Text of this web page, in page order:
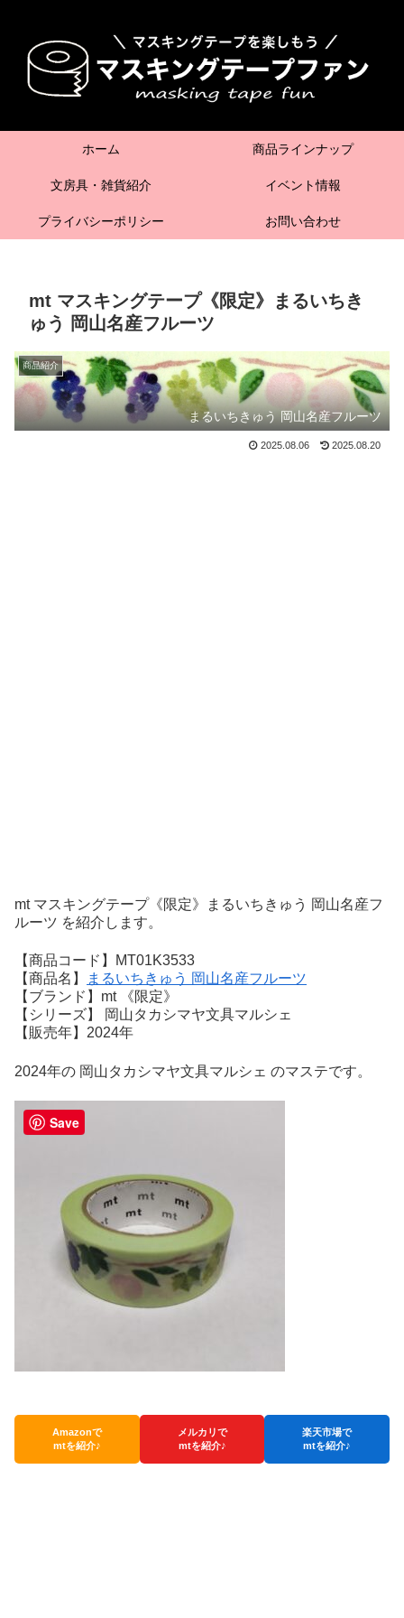
ホーム 商品ラインナップ
文房具・雑貨紹介 イベント情報
プライバシーポリシー お問い合わせ
mt マスキングテープ《限定》まるいちき
ゅう 岡山名産フルーツ
商品紹介
まるいちきゅう 岡山名産フルーツ
2025.08.06 2025.08.20
mt マスキングテープ《限定》まるいちきゅう 岡山名産フ
ルーツ を紹介します。
【商品コード】MT01K3533
【商品名】
まるいちきゅう 岡山名産フルーツ
【ブランド】mt 《限定》
【シリーズ】 岡山タカシマヤ文具マルシェ
【販売年】2024年
2024年の 岡山タカシマヤ文具マルシェ のマステです。
Amazonで
mtを紹介♪
メルカリで
mtを紹介♪
楽天市場で
mtを紹介♪
Save